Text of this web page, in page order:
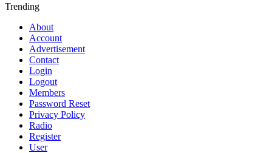
Trending
About
Account
Advertisement
Contact
Login
Logout
Members
Password Reset
Privacy Policy
Radio
Register
User